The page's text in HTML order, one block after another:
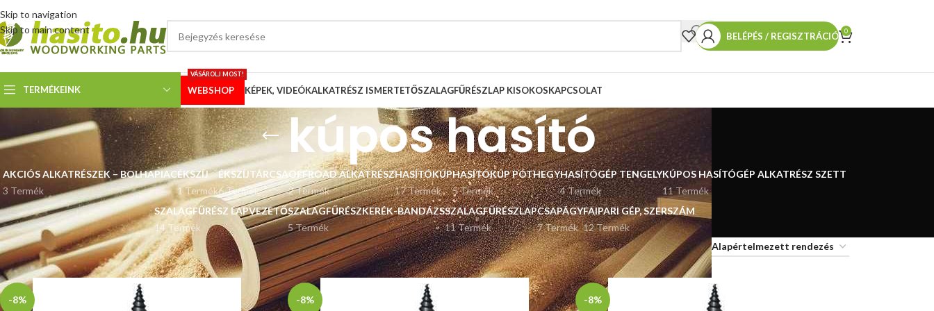
Skip to navigation
Skip to main content
BELÉPÉS / REGISZTRÁCIÓ 0
TERMÉKEINK WEBSHOP
VÁSÁROLJ MOST!
KÉPEK, VIDEÓKALKATRÉSZ ISMERTETŐSZALAGFŰRÉSZLAP KISOKOSKAPCSOLAT
kúpos hasító
AKCIÓS ALKATRÉSZEK – BOLHAPIAC
3 Termék
ÉKSZÍJ
1 Termék
ÉKSZÍJTÁRCSA
6 Termék
OFFROAD ALKATRÉSZ
2 Termék
HASÍTÓKÚP
17 Termék
HASÍTÓKÚP PÓTHEGY
5 Termék
HASÍTÓGÉP TENGELY
4 Termék
KÚPOS HASÍTÓGÉP ALKATRÉSZ SZETT
11 Termék
SZALAGFŰRÉSZ LAPVEZETŐ
14 Termék
SZALAGFŰRÉSZKERÉK-BANDÁZS
5 Termék
SZALAGFŰRÉSZLAP
11 Termék
CSAPÁGY
7 Termék
FAIPARI GÉP, SZERSZÁM
12 Termék
Kezdőlap “kúpos hasító” címkével rendelkező termékek Listázás 9 12 18
-8% -8% -8%